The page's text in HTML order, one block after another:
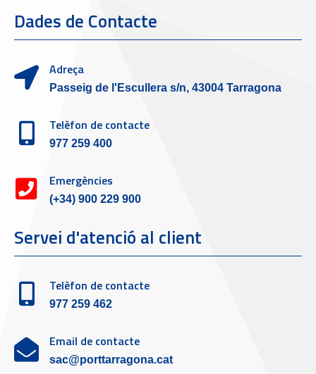
Dades de Contacte
Adreça
Passeig de l'Escullera s/n, 43004 Tarragona
Telèfon de contacte
977 259 400
Emergències
(+34) 900 229 900
Servei d'atenció al client
Telèfon de contacte
977 259 462
Email de contacte
sac@porttarragona.cat